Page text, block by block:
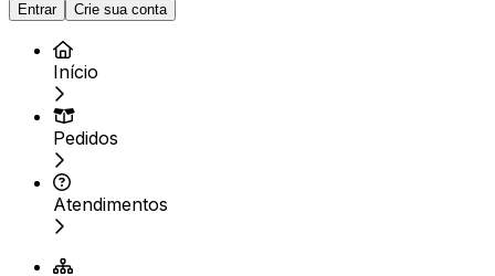
Entrar Crie sua conta
Início
Pedidos
Atendimentos